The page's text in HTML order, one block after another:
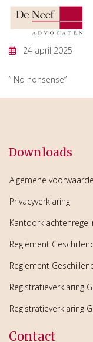
Skip
24 april 2025
” No nonsense”
Downloads
Algemene
Privacyverklaring
Reglement
Reglement
Registratieverklaring
Registratieverklaring
Contact